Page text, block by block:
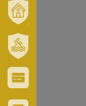
ÉS
TÉRSÉGÜNK
ERZSÉBET
GYÓGYFÜRDŐ
ÉS